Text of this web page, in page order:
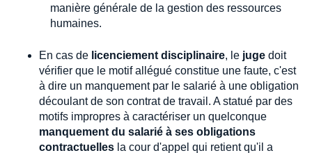
manière générale de la gestion des ressources
humaines.
En cas de licenciement disciplinaire, le juge doit
vérifier que le motif allégué constitue une faute, c'est
à dire un manquement par le salarié à une obligation
découlant de son contrat de travail. A statué par des
motifs impropres à caractériser un quelconque
manquement du salarié à ses obligations
contractuelles la cour d'appel qui retient qu'il a